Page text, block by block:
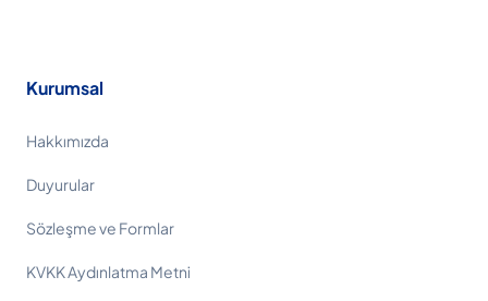
Kurumsal
Hakkımızda
Duyurular
Sözleşme ve Formlar
KVKK Aydınlatma Metni